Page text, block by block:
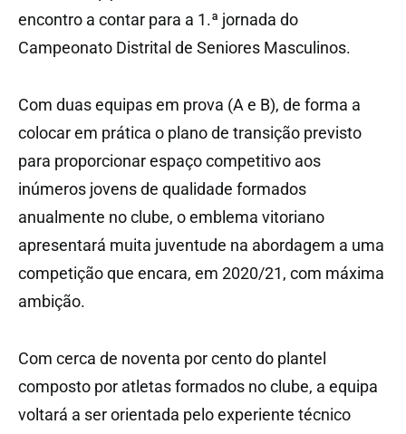
encontro a contar para a 1.ª jornada do
Campeonato Distrital de Seniores Masculinos.
Com duas equipas em prova (A e B), de forma a
colocar em prática o plano de transição previsto
para proporcionar espaço competitivo aos
inúmeros jovens de qualidade formados
anualmente no clube, o emblema vitoriano
apresentará muita juventude na abordagem a uma
competição que encara, em 2020/21, com máxima
ambição.
Com cerca de noventa por cento do plantel
composto por atletas formados no clube, a equipa
voltará a ser orientada pelo experiente técnico